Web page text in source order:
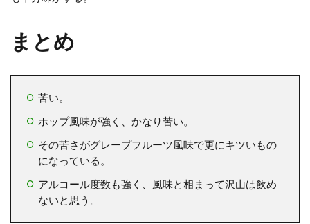
まとめ
苦い。
ホップ風味が強く、かなり苦い。
その苦さがグレープフルーツ風味で更にキツいもの
になっている。
アルコール度数も強く、風味と相まって沢山は飲め
ないと思う。